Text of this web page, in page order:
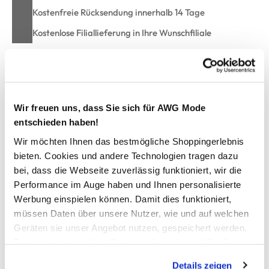
Wir freuen uns, dass Sie sich für AWG Mode
entschieden haben!
Wir möchten Ihnen das bestmögliche Shoppingerlebnis
bieten. Cookies und andere Technologien tragen dazu
bei, dass die Webseite zuverlässig funktioniert, wir die
Performance im Auge haben und Ihnen personalisierte
Werbung einspielen können. Damit dies funktioniert,
müssen Daten über unsere Nutzer, wie und auf welchen
Geräten sie unser Angebot nutzen, gespeichert werden.
Details zeigen
Kostenfreie Rücksendung innerhalb 14 Tage
Kostenlose Filiallieferung in Ihre Wunschfiliale
Hübscher Badeanzug von Grinario Sports
Schmale, verstellbare Träger
Mit fest eingearbeiteten Pads im Brustbereich
Unterbrustgummi für guten Halt
Tiefer Rückenausschnitt
Am Beinausschnitt mit Tunnelzug und Bindeband